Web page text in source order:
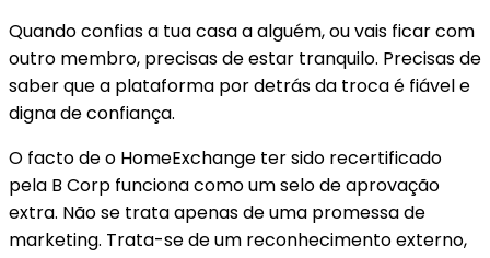
Quando confias a tua casa a alguém, ou vais ficar com
outro membro, precisas de estar tranquilo. Precisas de
saber que a plataforma por detrás da troca é fiável e
digna de confiança.
O facto de o HomeExchange ter sido recertificado
pela B Corp funciona como um selo de aprovação
extra. Não se trata apenas de uma promessa de
marketing. Trata-se de um reconhecimento externo,